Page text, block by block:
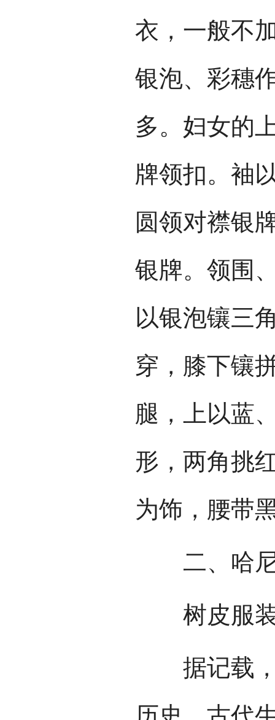
衣，一般不
银泡、彩穗
多。妇女的
牌领扣。袖
圆领对襟银
银牌。领围
以银泡镶三
穿，膝下镶
腿，上以蓝
形，两角挑
为饰，腰带
二、哈尼
树皮服
据记载，